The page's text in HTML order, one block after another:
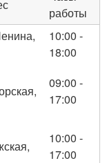
работы
10:00 -
18:00
09:00 -
17:00
10:00 -
17:00